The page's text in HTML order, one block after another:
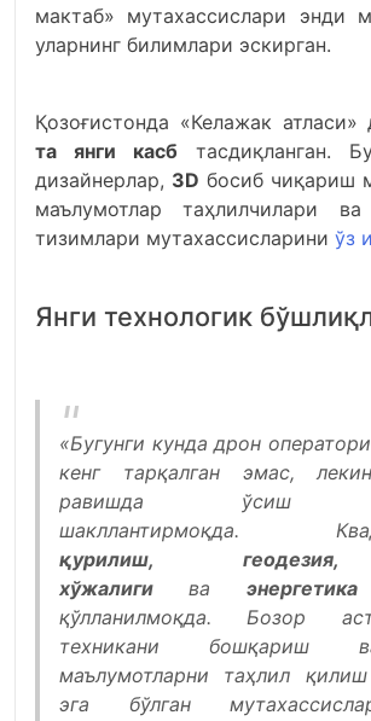
мактаб» мутахассислари энди
уларнинг билимлари эскирган.
Қозоғистонда «Келажак атласи»
та янги касб тасдиқланган.
дизайнерлар, 3D босиб чиқариш
маълумотлар таҳлилчилари ва
тизимлари мутахассисларини ўз
Янги технологик
«Бугунги кунда дрон
кенг тарқалган эмас,
равишда ўсиш
шакллантирмоқда.
қурилиш,
хўжалиги ва энергетика
қўлланилмоқда. Бозор
техникани бошқариш
маълумотларни таҳлил
эга бўлган